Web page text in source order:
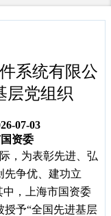
系统有限公
层党组织
07-03
资委
，为表彰先进、弘
先争优、建功立
中，上海市国资委
授予“全国先进基层